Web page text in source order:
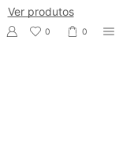
Ver produtos
0 0